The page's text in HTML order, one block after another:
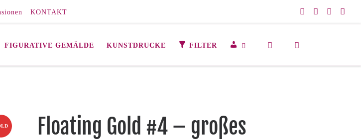
KONTAKT
FIGURATIVE GEMÄLDE KUNSTDRUCKE FILTER
M
I
T
Search
Floating Gold #4 – großes